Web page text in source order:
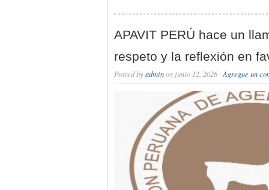
APAVIT PERÚ hace un
respeto y la reflexión en
Posted byadminon junio 12, 2026 · Agregue un